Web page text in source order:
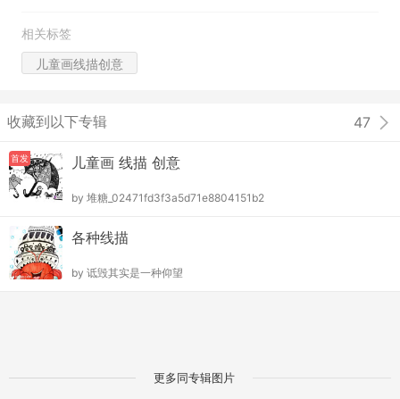
相关标签
儿童画线描创意
收藏到以下专辑 47
首发 儿童画 线描 创意
by 堆糖_02471fd3f3a5d71e8804151b2
各种线描
by 诋毁其实是一种仰望
更多同专辑图片